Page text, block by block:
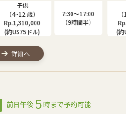
子供
（4~12 歳）
Rp.1,310,000
(約US75ドル)
7:30〜17:00
（9時間半）
詳細へ
(約
前日午後 5時まで予約可能